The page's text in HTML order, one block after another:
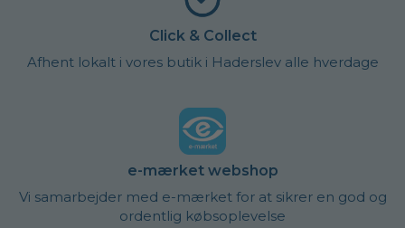
Click & Collect
Afhent lokalt i vores butik i Haderslev alle hverdage
e-mærket webshop
Vi samarbejder med e-mærket for at sikrer en god og
ordentlig købsoplevelse